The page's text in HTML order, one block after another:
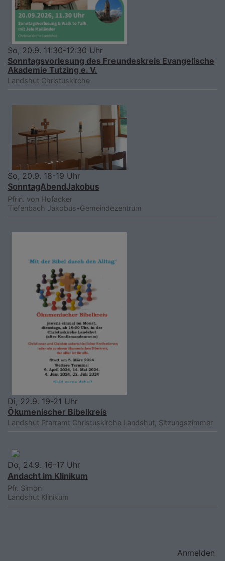
So, 20.9. 11:30-12:30 Uhr
Sonntagsvorlesung des Freundeskreis Evangelische
Akademie Tutzing e. V.
Landshut Christuskirche
So, 20.9. 18-19 Uhr
SonntagAbendJakobus
Pfrin. von Hofacker
Tiefenbach Jakobus-Gemeindezentrum
Di, 22.9. 19-21 Uhr
Ökumenischer Bibelkreis
Landshut Pfarramt Christuskirche Landshut, Sitzungszimmer
Do, 24.9. 16-17 Uhr
Andacht im Klinikum
Pfr. Simon
Landshut Klinikum
Anmelden